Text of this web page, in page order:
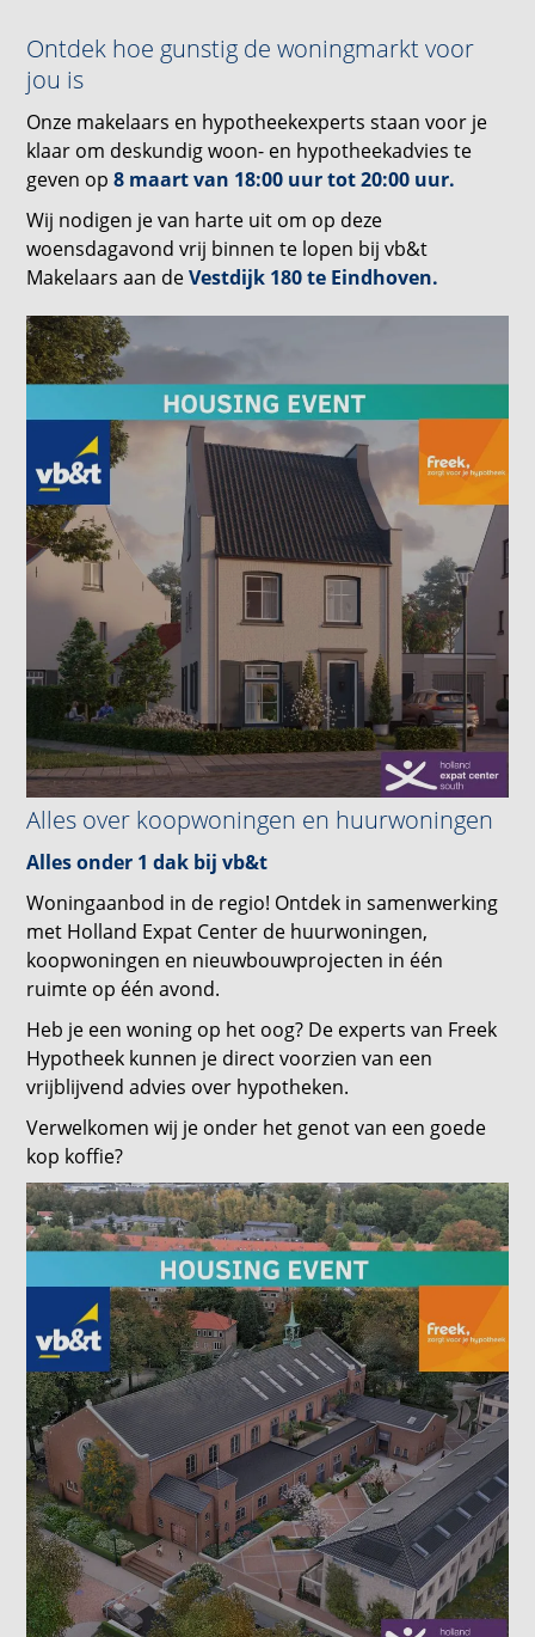
Ontdek hoe gunstig de woningmarkt voor
jou is
Onze makelaars en hypotheekexperts staan voor je
klaar om deskundig woon- en hypotheekadvies te
geven op8 maart van 18:00 uur tot 20:00 uur.
Wij nodigen je van harte uit om op deze
woensdagavond vrij binnen te lopen bij vb&t
Makelaars aan deVestdijk 180 te Eindhoven.
Alles over koopwoningen en huurwoningen
Alles onder 1 dak bij vb&t
Woningaanbod in de regio! Ontdek in samenwerking
met Holland Expat Center de huurwoningen,
koopwoningen en nieuwbouwprojecten in één
ruimte op één avond.
Heb je een woning op het oog? De experts van Freek
Hypotheek kunnen je direct voorzien van een
vrijblijvend advies over hypotheken.
Verwelkomen wij je onder het genot van een goede
kop koffie?